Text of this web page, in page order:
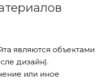
являются объектами
дизайн).
или иное